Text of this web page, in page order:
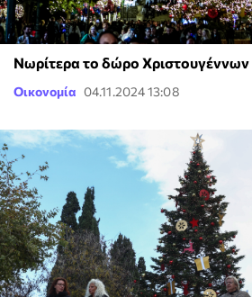
Νωρίτερα το δώρο
Οικονομία 04.11.2024 13:08